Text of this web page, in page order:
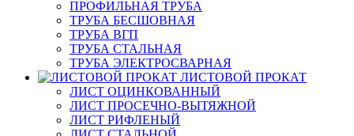
ПРОФИЛЬНАЯ ТРУБА
ТРУБА БЕСШОВНАЯ
ТРУБА ВГП
ТРУБА СТАЛЬНАЯ
ТРУБА ЭЛЕКТРОСВАРНАЯ
ЛИСТОВОЙ ПРОКАТ
ЛИСТ ОЦИНКОВАННЫЙ
ЛИСТ ПРОСЕЧНО-ВЫТЯЖНОЙ
ЛИСТ РИФЛЕНЫЙ